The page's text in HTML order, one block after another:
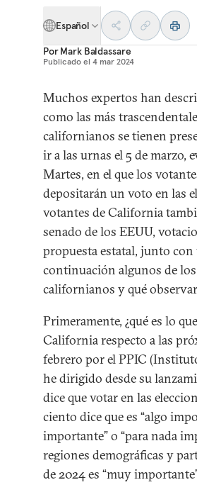
Español
PorMark Baldassare
Publicado el 4 mar 2024
Muchos expertos han
como las más
californianos se tienen
ir a las urnas el 5 de marzo,
Martes, en el que los
depositarán un voto en las
votantes de California
senado de los EEUU,
propuesta estatal, junto con
continuación algunos de
californianos y qué
Primeramente, ¿qué es lo
California respecto a las
febrero por el PPIC
he dirigido desde su
dice que votar en las
ciento dice que es “algo
importante” o “para nada
regiones demográficas y
de 2024 es “muy